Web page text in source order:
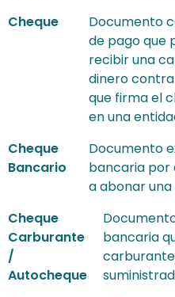
Cheque
Documento
de pago que
recibir una
dinero
que firma el
en una
Cheque
Bancario
Documento
bancaria por
a abonar
Cheque
Carburante
/
Autocheque
bancaria